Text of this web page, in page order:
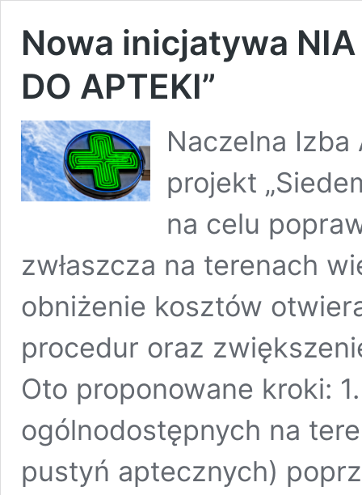
Nowa inicjatywa NIA
DO APTEKI”
Naczelna Izba
projekt
na celu
zwłaszcza na terenach
obniżenie kosztów
procedur oraz
Oto proponowane kroki:
ogólnodostępnych na
pustyń aptecznych)